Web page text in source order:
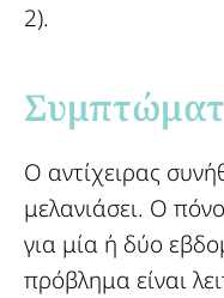
2).
Ο αντίχειρας
μελανιάσει. Ο
για μία ή δύο
πρόβλημα είναι